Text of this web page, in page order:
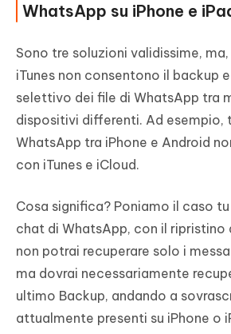
WhatsApp su iPhone e
Sono tre soluzioni validissime,
iTunes non consentono il backup
selettivo dei file di WhatsApp tra
dispositivi differenti. Ad esempio,
WhatsApp tra iPhone e Android
con iTunes e iCloud.
Cosa significa? Poniamo il caso
chat di WhatsApp, con il ripristino
non potrai recuperare solo i
ma dovrai necessariamente
ultimo Backup, andando a
attualmente presenti su iPhone o